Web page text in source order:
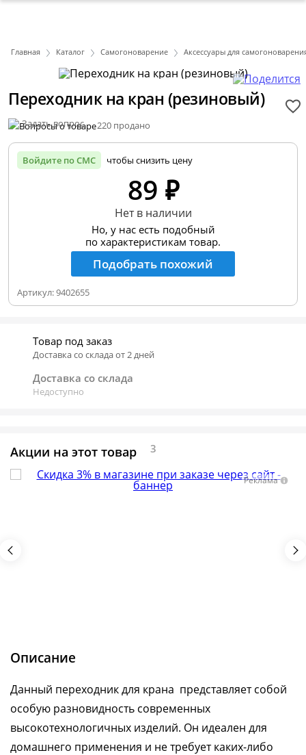
Главная Каталог Самогоноварение Аксессуары для
Переходник на кран (резиновый)
Задать вопрос 220 продано
Войдите по СМС чтобы снизить цену
89 ₽
Нет в наличии
Но, у нас есть подобный
по характеристикам товар.
Подобрать похожий
Артикул:9402655
Товар под заказ
Доставка со склада от 2 дней
Доставка со склада
Недоступно
Акции на этот товар 3
Реклама
Описание
Данный переходник для крана представляет собой
особую разновидность современных
высокотехнологичных изделий. Он идеален для
домашнего применения и не требует каких-либо